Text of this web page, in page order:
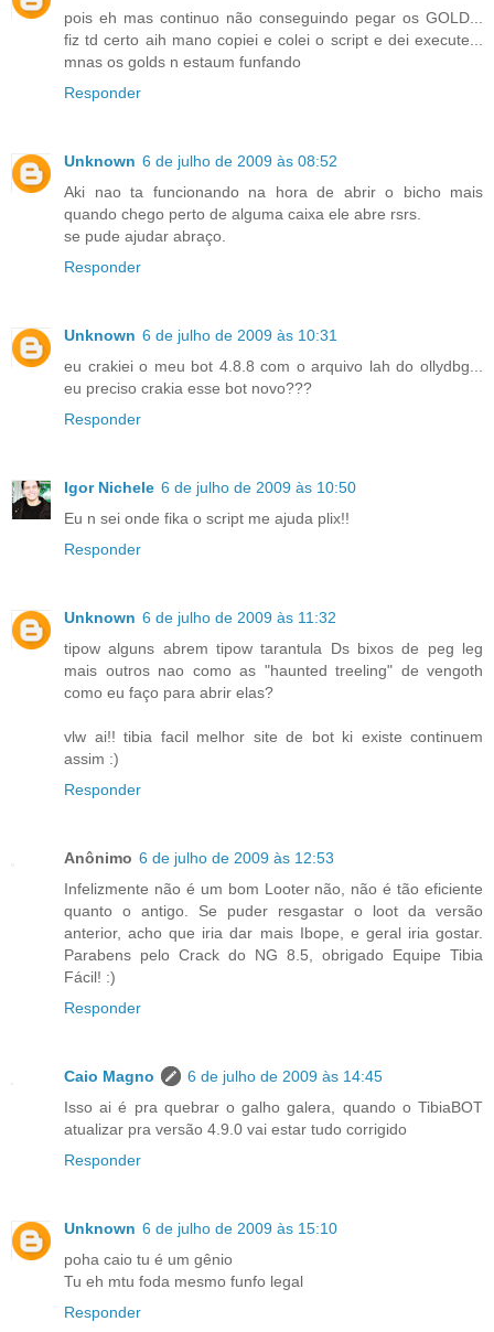
pois eh mas continuo não conseguindo pegar os GOLD...
fiz td certo aih mano copiei e colei o script e dei execute...
mnas os golds n estaum funfando
Responder
Unknown 6 de julho de 2009 às 08:52
Aki nao ta funcionando na hora de abrir o bicho mais
quando chego perto de alguma caixa ele abre rsrs.
se pude ajudar abraço.
Responder
Unknown 6 de julho de 2009 às 10:31
eu crakiei o meu bot 4.8.8 com o arquivo lah do ollydbg...
eu preciso crakia esse bot novo???
Responder
Igor Nichele 6 de julho de 2009 às 10:50
Eu n sei onde fika o script me ajuda plix!!
Responder
Unknown 6 de julho de 2009 às 11:32
tipow alguns abrem tipow tarantula Ds bixos de peg leg
mais outros nao como as "haunted treeling" de vengoth
como eu faço para abrir elas?
vlw ai!! tibia facil melhor site de bot ki existe continuem
assim :)
Responder
Anônimo 6 de julho de 2009 às 12:53
Infelizmente não é um bom Looter não, não é tão eficiente
quanto o antigo. Se puder resgastar o loot da versão
anterior, acho que iria dar mais Ibope, e geral iria gostar.
Parabens pelo Crack do NG 8.5, obrigado Equipe Tibia
Fácil! :)
Responder
Caio Magno
6 de julho de 2009 às 14:45
Isso ai é pra quebrar o galho galera, quando o TibiaBOT
atualizar pra versão 4.9.0 vai estar tudo corrigido
Responder
Unknown 6 de julho de 2009 às 15:10
poha caio tu é um gênio
Tu eh mtu foda mesmo funfo legal
Responder